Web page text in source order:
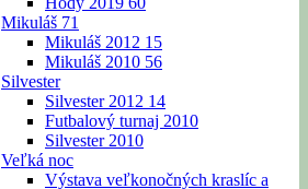
Mikuláš 71
Mikuláš 2012 15
Mikuláš 2010 56
Silvester
Silvester 2012 14
Futbalový turnaj 2010
Silvester 2010
Veľká noc
Výstava veľkonočných kraslíc a